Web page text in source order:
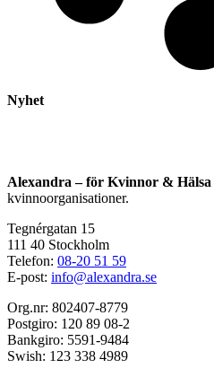
Nyhet
Alexandra – för Kvinnor & Hälsa
kvinnoorganisationer.
Tegnérgatan 15
111 40 Stockholm
Telefon: 08-20 51 59
E-post: info@alexandra.se
Org.nr: 802407-8779
Postgiro: 120 89 08-2
Bankgiro: 5591-9484
Swish: 123 338 4989